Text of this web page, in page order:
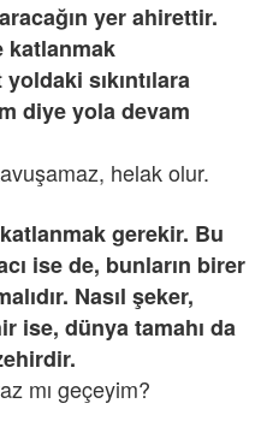
yer ahirettir.
katlanmak
sıkıntılara
diye yola devam
helak olur.
katlanmak gerekir. Bu
ise de, bunların birer
Nasıl şeker,
ise, dünya tamahı da
mı geçeyim?